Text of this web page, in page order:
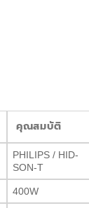
คุณสมบัติ
PHILIPS / HID-
SON-T
400W